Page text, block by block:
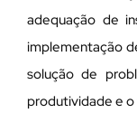
adequação de
implementação
solução de
produtividade e